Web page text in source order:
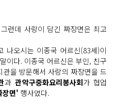
런데 사랑이 담긴 짜장면은 최고
나오시는 이종국 어르신(83세)이
이다. 이종국 어르신은 부인, 친구
을 방문해서 사랑의 짜장면을 드
과 관악구중화요리봉사회가 협업
장면' 행사였다.